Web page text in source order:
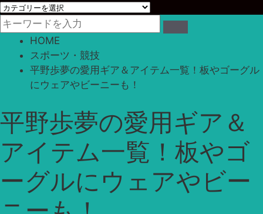
カ
テ
ゴ
HOME
スポーツ・競技
平野歩夢の愛用ギア＆アイテム一覧！板やゴーグル
にウェアやビーニーも！
平野歩夢の愛用ギア＆
アイテム一覧！板やゴ
ーグルにウェアやビー